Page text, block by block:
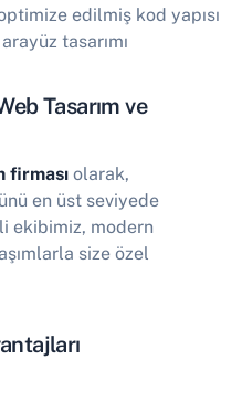
edilmiş kod yapısı
tasarımı
Tasarım ve
firması olarak,
en üst seviyede
ekibimiz, modern
size özel